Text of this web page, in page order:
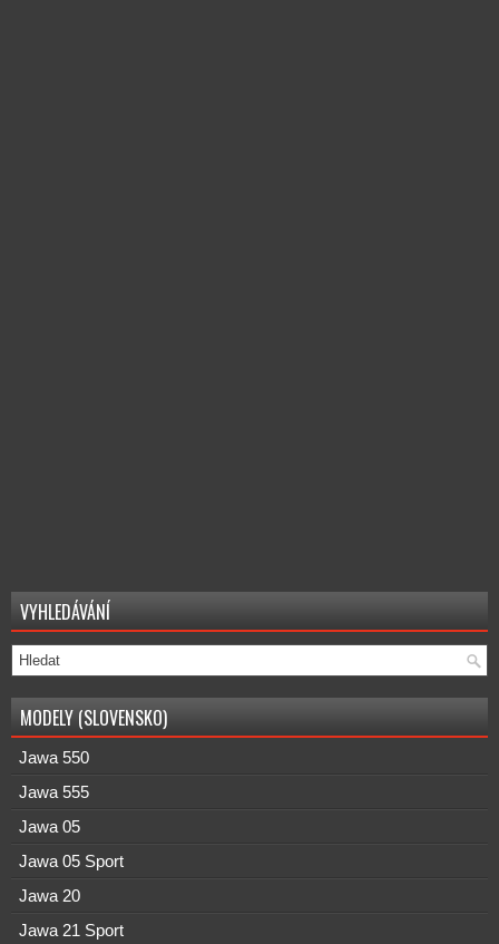
VYHLEDÁVÁNÍ
MODELY (SLOVENSKO)
Jawa 550
Jawa 555
Jawa 05
Jawa 05 Sport
Jawa 20
Jawa 21 Sport